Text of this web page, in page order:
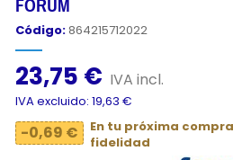
FORUM
Código: 864215712022
23,75 € IVA incl.
IVA excluido: 19,63 €
-0,69 €
En tu próxima
fidelidad